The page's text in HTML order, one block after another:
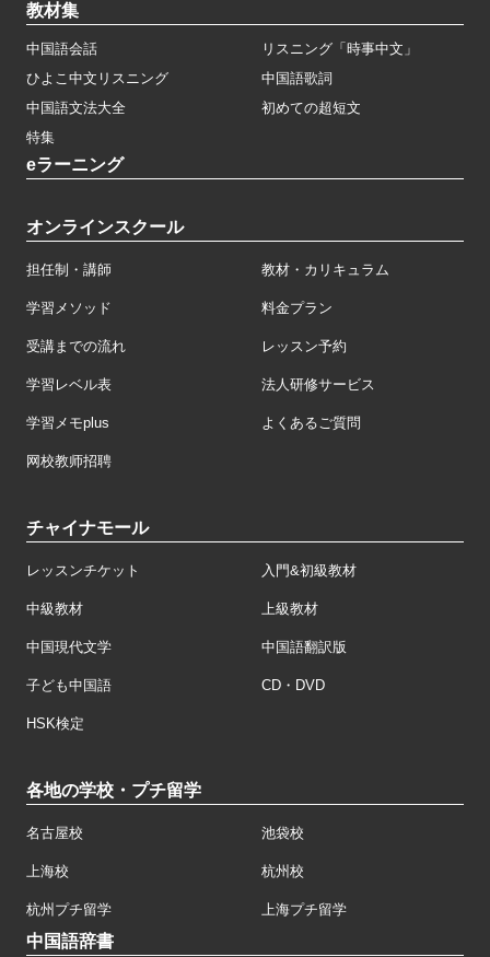
教材集
中国語会話
リスニング「時事中文」
ひよこ中文リスニング
中国語歌詞
中国語文法大全
初めての超短文
特集
eラーニング
オンラインスクール
担任制・講師 教材・カリキュラム
学習メソッド 料金プラン
受講までの流れ レッスン予約
学習レベル表 法人研修サービス
学習メモplus よくあるご質問
网校教师招聘
チャイナモール
レッスンチケット 入門&初級教材
中級教材 上級教材
中国現代文学 中国語翻訳版
子ども中国語 CD・DVD
HSK検定
各地の学校・プチ留学
名古屋校 池袋校
上海校 杭州校
杭州プチ留学 上海プチ留学
中国語辞書